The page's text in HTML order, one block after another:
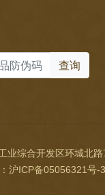
查询
业综合开发区环城北
沪ICP备05056321号-3